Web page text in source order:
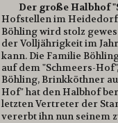
Der große Halbhof
Hofstellen im
Böhling wird stolz
der Volljährigkeit im
kann. Die Familie
auf dem "Schmeers-
Böhling, Brinkköthner
Hof" hat den Halbhof
letzten Vertreter der
vererbt ihn nun seinem